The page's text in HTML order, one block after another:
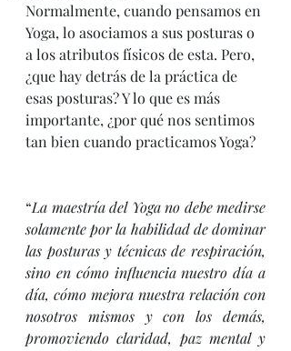
Normalmente, cuando pensamos en
Yoga, lo asociamos a sus posturas o
a los atributos físicos de esta. Pero,
¿que hay detrás de la práctica de
esas posturas? Y lo que es más
importante, ¿por qué nos sentimos
tan bien cuando practicamos Yoga?
“La maestría del Yoga no debe medirse
solamente por la habilidad de dominar
las posturas y técnicas de respiración,
sino en cómo influencia nuestro día a
día, cómo mejora nuestra relación con
nosotros mismos y con los demás,
promoviendo claridad, paz mental y